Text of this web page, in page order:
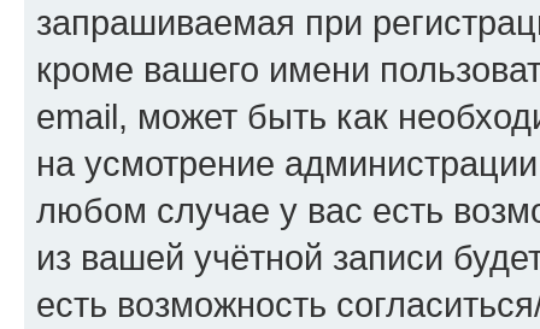
запрашиваемая при
кроме вашего имени
email, может быть как
на усмотрение
любом случае у вас есть
из вашей учётной записи
есть возможность